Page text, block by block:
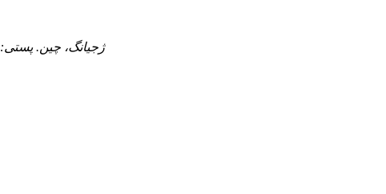
ساختمان D، منطقه صنعتی Tangxia، شهر Baixiang شمالی، Yueqing، ژجیانگ، چین. پستی: 325603